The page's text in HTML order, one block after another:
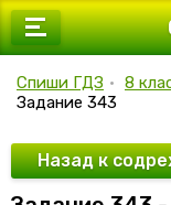
7 класс
9 класс
10 класс
Спиши ГДЗ • 8
Задание 343
Назад к